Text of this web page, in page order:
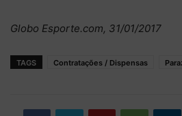
Globo Esporte.com, 31/01/2017
TAGS Contratações / Dispensas